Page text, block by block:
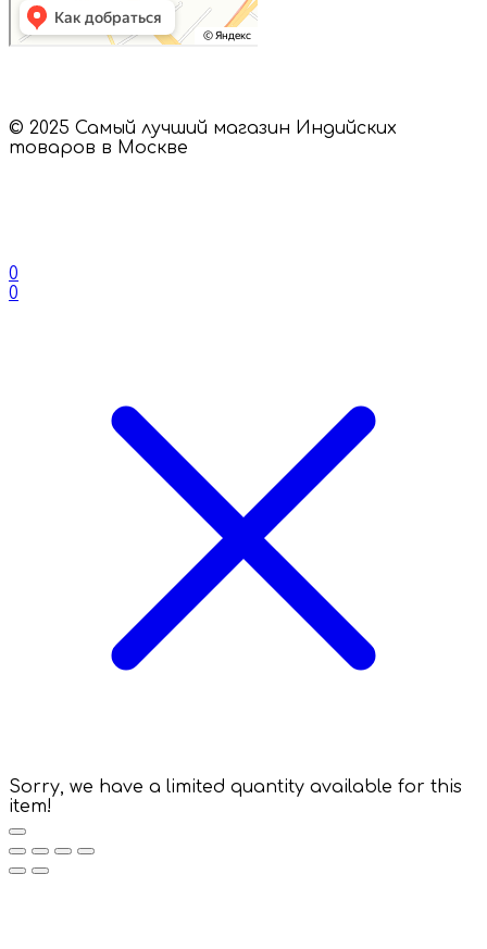
© 2025 Самый лучший магазин Индийских
товаров в Москве
0
0
Sorry, we have a limited quantity available for this
item!